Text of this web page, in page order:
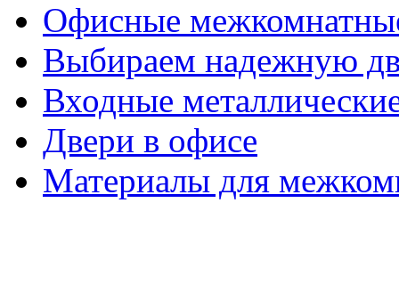
Офисные
Выбираем надежную
Входные
Двери в офисе
Материалы для